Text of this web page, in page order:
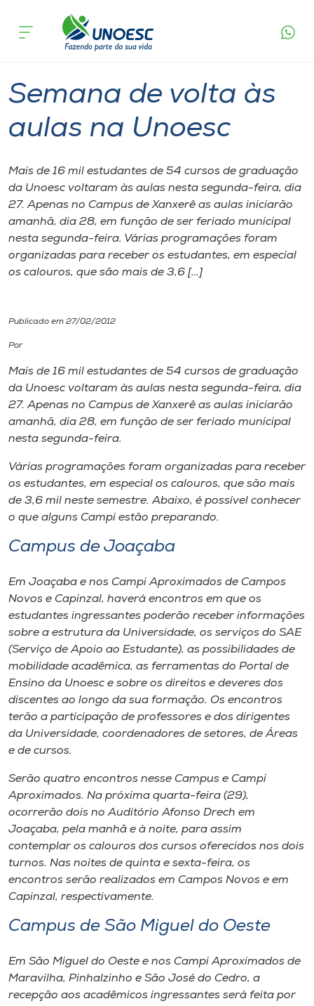
Cursos
Pesquisa
Portal de Ensino
A
Unoesc
I.nova
Diplomados
Cultura
CPA
Biblioteca
Editora
Rádio
Museu
Unoesc
Store
o idioma
A+
A-
acontece
Semana de volta às
aulas na Unoesc
Mais de 16 mil estudantes de 54 cursos de graduação
da Unoesc voltaram às aulas nesta segunda-feira, dia
27. Apenas no Campus de Xanxerê as aulas iniciarão
amanhã, dia 28, em função de ser feriado municipal
nesta segunda-feira. Várias programações foram
organizadas para receber os estudantes, em especial
os calouros, que são mais de 3,6 […]
Publicado em 27/02/2012
Por
Mais de 16 mil estudantes de 54 cursos de graduação
da Unoesc voltaram às aulas nesta segunda-feira, dia
27. Apenas no Campus de Xanxerê as aulas iniciarão
amanhã, dia 28, em função de ser feriado municipal
nesta segunda-feira.
Várias programações foram organizadas para receber
os estudantes, em especial os calouros, que são mais
de 3,6 mil neste semestre. Abaixo, é possível conhecer
o que alguns Campi estão preparando.
Campus de Joaçaba
Em Joaçaba e nos Campi Aproximados de Campos
Novos e Capinzal, haverá encontros em que os
estudantes ingressantes poderão receber informações
sobre a estrutura da Universidade, os serviços do SAE
(Serviço de Apoio ao Estudante), as possibilidades de
mobilidade acadêmica, as ferramentas do Portal de
Ensino da Unoesc e sobre os direitos e deveres dos
discentes ao longo da sua formação. Os encontros
terão a participação de professores e dos dirigentes
da Universidade, coordenadores de setores, de Áreas
e de cursos.
Serão quatro encontros nesse Campus e Campi
Aproximados. Na próxima quarta-feira (29),
ocorrerão dois no Auditório Afonso Drech em
Joaçaba, pela manhã e à noite, para assim
contemplar os calouros dos cursos oferecidos nos dois
turnos. Nas noites de quinta e sexta-feira, os
encontros serão realizados em Campos Novos e em
Capinzal, respectivamente.
Campus de São Miguel do Oeste
Em São Miguel do Oeste e nos Campi Aproximados de
Maravilha, Pinhalzinho e São José do Cedro, a
recepção aos acadêmicos ingressantes será feita por